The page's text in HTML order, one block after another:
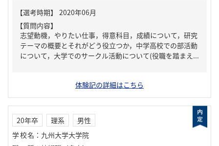
【質問内容】
志望動機，やりたい仕事，得意科目，成績について，研究
テーマの概要とそれがどう役立つか，中学高校での部活動
について，大学でのサークル活動について(役職を踏まえ...
体験記の詳細はこちら
20年卒 理系
男性
学校名 ： 九州大学大学院